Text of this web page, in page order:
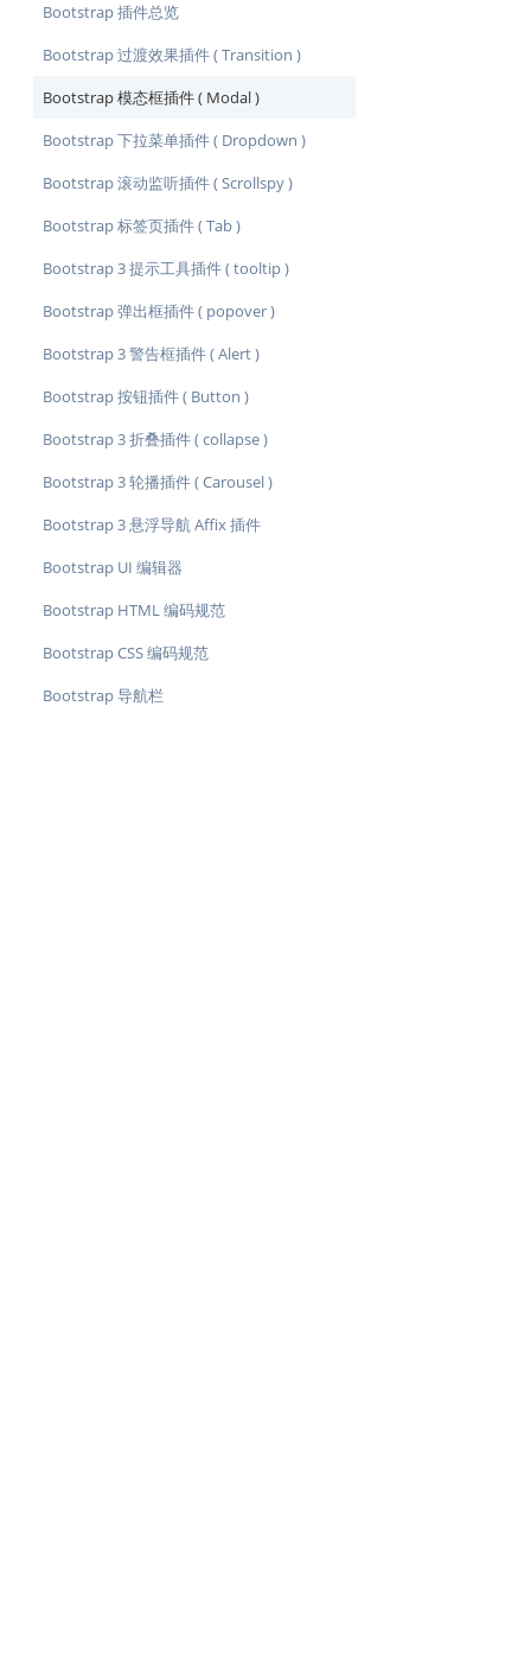
Bootstrap 插件总览
Bootstrap 过渡效果插件 ( Transition )
Bootstrap 模态框插件 ( Modal )
Bootstrap 下拉菜单插件 ( Dropdown )
Bootstrap 滚动监听插件 ( Scrollspy )
Bootstrap 标签页插件 ( Tab )
Bootstrap 3 提示工具插件 ( tooltip )
Bootstrap 弹出框插件 ( popover )
Bootstrap 3 警告框插件 ( Alert )
Bootstrap 按钮插件 ( Button )
Bootstrap 3 折叠插件 ( collapse )
Bootstrap 3 轮播插件 ( Carousel )
Bootstrap 3 悬浮导航 Affix 插件
Bootstrap UI 编辑器
Bootstrap HTML 编码规范
Bootstrap CSS 编码规范
Bootstrap 导航栏